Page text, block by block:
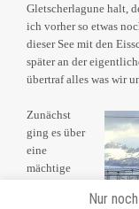
Gletscherlagune halt,
ich vorher so etwas
dieser See mit den
später an der
übertraf alles was wir
Zunächst
ging es über
eine
mächtige
Nur